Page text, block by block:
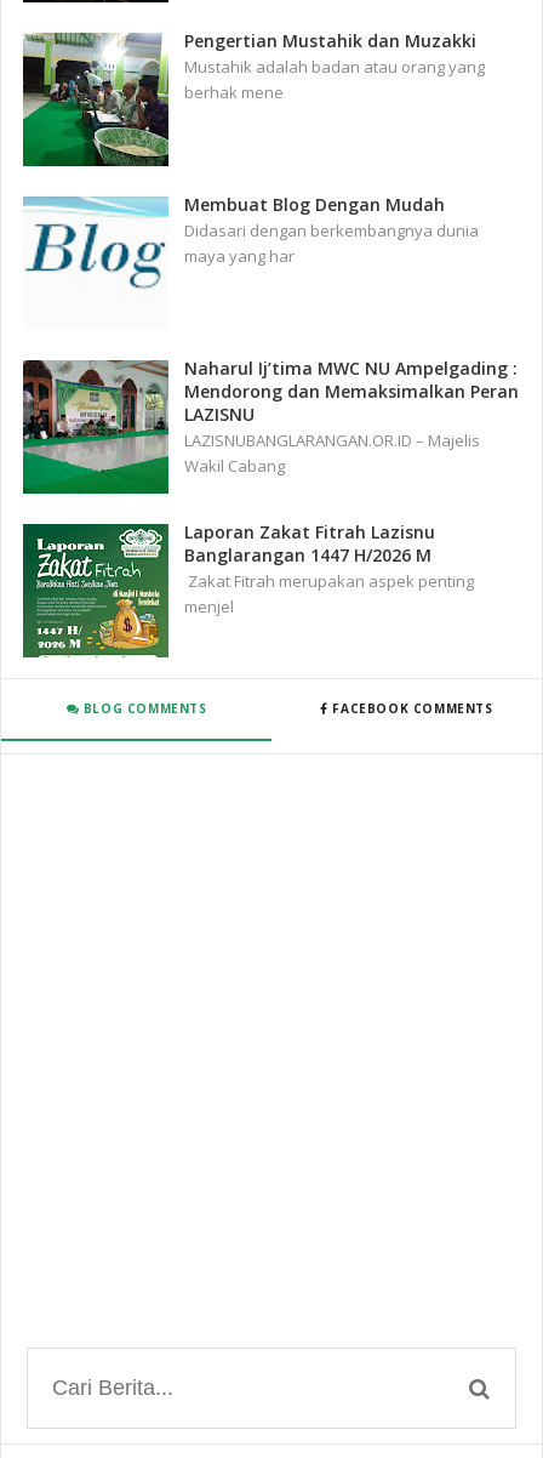
Pengertian Mustahik dan Muzakki
Mustahik adalah badan atau orang yang
berhak mene
Membuat Blog Dengan Mudah
Didasari dengan berkembangnya dunia
maya yang har
Naharul Ij’tima MWC NU Ampelgading :
Mendorong dan Memaksimalkan Peran
LAZISNU
LAZISNUBANGLARANGAN.OR.ID – Majelis
Wakil Cabang
Laporan Zakat Fitrah Lazisnu
Banglarangan 1447 H/2026 M
Zakat Fitrah merupakan aspek penting
menjel
BLOG COMMENTS FACEBOOK COMMENTS